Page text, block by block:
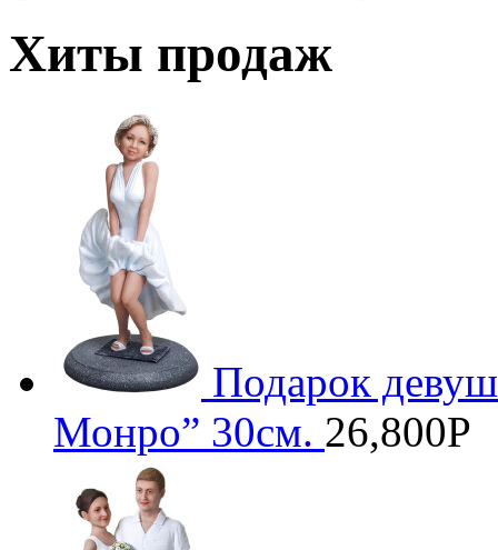
Хиты продаж
Подарок
Монро” 30см. 26,800Р